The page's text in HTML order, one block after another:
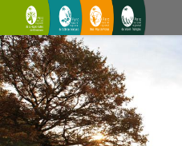
La balade du Louis d'Or
La balade du